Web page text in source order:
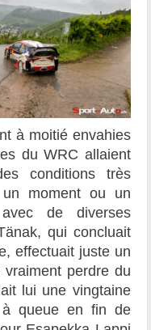
à moitié envahies
du WRC allaient
conditions très
moment ou un
de diverses
qui concluait
effectuait juste un
perdre du
lui une vingtaine
à queue en fin de